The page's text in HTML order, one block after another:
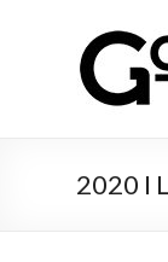
2020 I